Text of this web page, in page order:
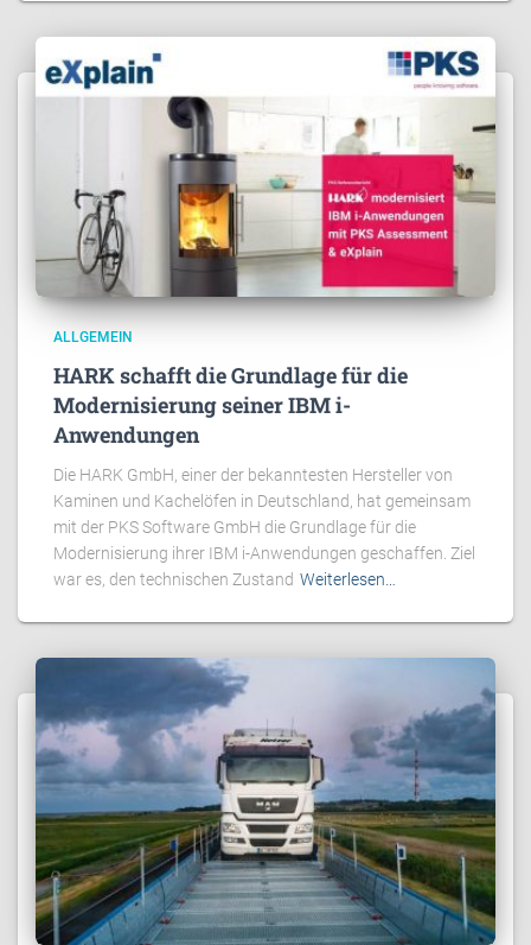
ALLGEMEIN
HARK schafft die Grundlage für die
Modernisierung seiner IBM i-
Anwendungen
Die HARK GmbH, einer der bekanntesten Hersteller von
Kaminen und Kachelöfen in Deutschland, hat gemeinsam
mit der PKS Software GmbH die Grundlage für die
Modernisierung ihrer IBM i-Anwendungen geschaffen. Ziel
war es, den technischen Zustand Weiterlesen…